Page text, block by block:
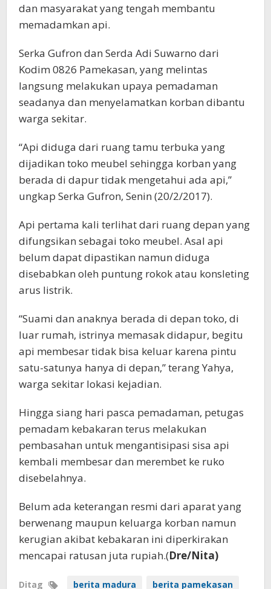
dan masyarakat yang tengah membantu
memadamkan api.
Serka Gufron dan Serda Adi Suwarno dari
Kodim 0826 Pamekasan, yang melintas
langsung melakukan upaya pemadaman
seadanya dan menyelamatkan korban dibantu
warga sekitar.
“Api diduga dari ruang tamu terbuka yang
dijadikan toko meubel sehingga korban yang
berada di dapur tidak mengetahui ada api,”
ungkap Serka Gufron, Senin (20/2/2017).
Api pertama kali terlihat dari ruang depan yang
difungsikan sebagai toko meubel. Asal api
belum dapat dipastikan namun diduga
disebabkan oleh puntung rokok atau konsleting
arus listrik.
“Suami dan anaknya berada di depan toko, di
luar rumah, istrinya memasak didapur, begitu
api membesar tidak bisa keluar karena pintu
satu-satunya hanya di depan,” terang Yahya,
warga sekitar lokasi kejadian.
Hingga siang hari pasca pemadaman, petugas
pemadam kebakaran terus melakukan
pembasahan untuk mengantisipasi sisa api
kembali membesar dan merembet ke ruko
disebelahnya.
Belum ada keterangan resmi dari aparat yang
berwenang maupun keluarga korban namun
kerugian akibat kebakaran ini diperkirakan
mencapai ratusan juta rupiah.(Dre/Nita)
Ditag berita madura berita pamekasan